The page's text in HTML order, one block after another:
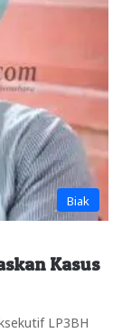
Biak
Kasus
LP3BH